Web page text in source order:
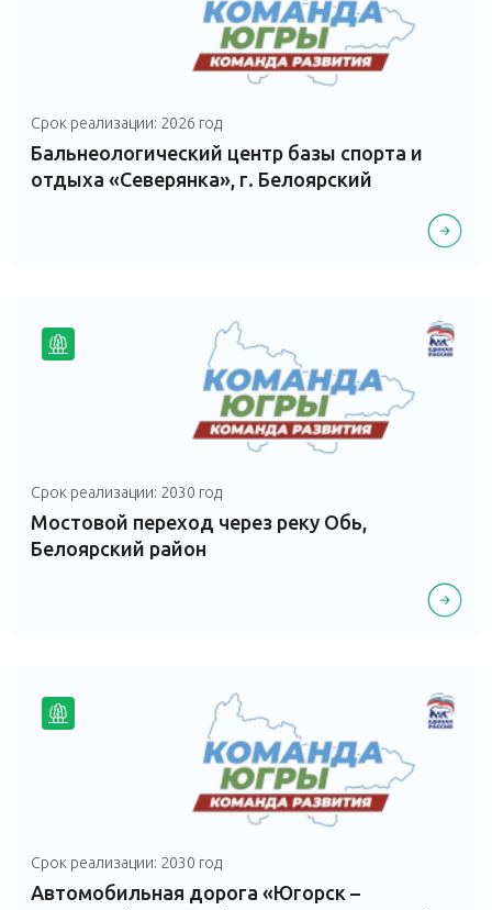
Срок реализации: 2026 год
Бальнеологический центр базы спорта и
отдыха «Северянка», г. Белоярский
Срок реализации: 2030 год
Мостовой переход через реку Обь,
Белоярский район
Срок реализации: 2030 год
Автомобильная дорога «Югорск –